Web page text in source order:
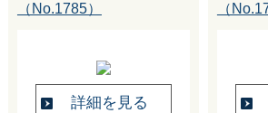
（No.1785）
詳細を見る
（